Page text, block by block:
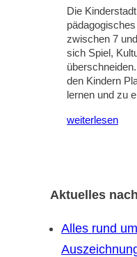
Die
zwischen 7
sich Spiel,
den Kindern
lernen und zu
weiterlesen
Aktuelles
Alles rund